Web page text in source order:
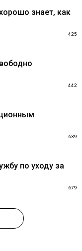
знает, как
425
442
639
по уходу за
679